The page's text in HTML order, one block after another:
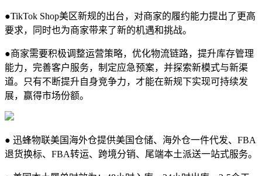
●TikTok Shop美区新规的出台，对商家的履约能力提出了更高
要求，同时也为商家带来了新的机遇和挑战。
●商家需要积极调整运营策略，优化物流链路，提升库存管理
能力，完善客户服务，制定应急预案，并探索新模式与新渠
道。只有不断提升自身竞争力，才能在新规下实现可持续发
展，赢得市场份额。
● 迅蜂物联美国海外仓提供美国仓储、海外仓一件代发、FBA
退货换标、FBA转运、跨境分销、尾端本土派送一站式服务。